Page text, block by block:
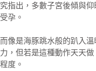
究指出，多數子宮後傾與
受孕。
而像是海豚跳水般的趴入
力，但若是這種動作天天
程度。